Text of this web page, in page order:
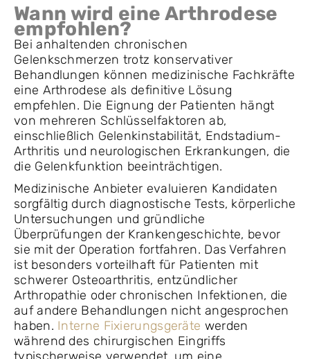
Wann wird eine Arthrodese
empfohlen?
Bei anhaltenden chronischen
Gelenkschmerzen trotz konservativer
Behandlungen können medizinische Fachkräfte
eine Arthrodese als definitive Lösung
empfehlen. Die Eignung der Patienten hängt
von mehreren Schlüsselfaktoren ab,
einschließlich Gelenkinstabilität, Endstadium-
Arthritis und neurologischen Erkrankungen, die
die Gelenkfunktion beeinträchtigen.
Medizinische Anbieter evaluieren Kandidaten
sorgfältig durch diagnostische Tests, körperliche
Untersuchungen und gründliche
Überprüfungen der Krankengeschichte, bevor
sie mit der Operation fortfahren. Das Verfahren
ist besonders vorteilhaft für Patienten mit
schwerer Osteoarthritis, entzündlicher
Arthropathie oder chronischen Infektionen, die
auf andere Behandlungen nicht angesprochen
haben. Interne Fixierungsgeräte werden
während des chirurgischen Eingriffs